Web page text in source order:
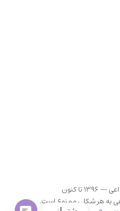
تا کنون
به هر شکلی ممنوع است.